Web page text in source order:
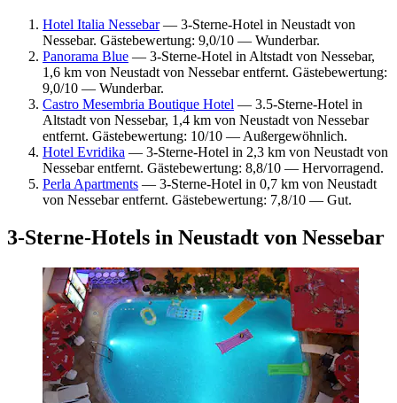
Hotel Italia Nessebar— 3-Sterne-Hotel in Neustadt von
Nessebar. Gästebewertung: 9,0/10 — Wunderbar.
Panorama Blue — 3-Sterne-Hotel in Altstadt von Nessebar,
1,6 km von Neustadt von Nessebar entfernt. Gästebewertung:
9,0/10 — Wunderbar.
Castro Mesembria Boutique Hotel — 3.5-Sterne-Hotel in
Altstadt von Nessebar, 1,4 km von Neustadt von Nessebar
entfernt. Gästebewertung: 10/10 — Außergewöhnlich.
Hotel Evridika — 3-Sterne-Hotel in 2,3 km von Neustadt von
Nessebar entfernt. Gästebewertung: 8,8/10 — Hervorragend.
Perla Apartments — 3-Sterne-Hotel in 0,7 km von Neustadt
von Nessebar entfernt. Gästebewertung: 7,8/10 — Gut.
3-Sterne-Hotels in Neustadt von Nessebar